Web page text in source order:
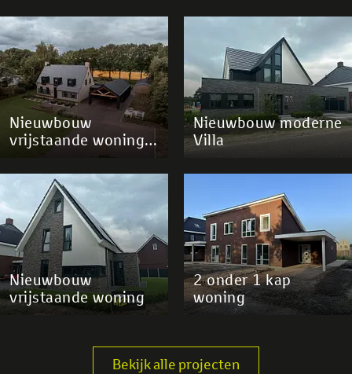
Nieuwbouw
vrijstaande woning
Dedemsvaart
Nieuwbouw moderne
Villa
Nieuwbouw
vrijstaande woning
2 onder 1 kap
woning
Bekijk alle projecten